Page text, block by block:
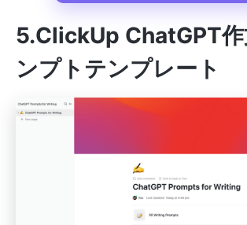
5.ClickUp ChatGPT作
ンプトテンプレート